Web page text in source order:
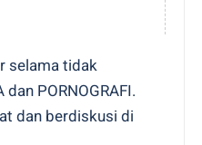
selama tidak
PORNOGRAFI.
dan berdiskusi di